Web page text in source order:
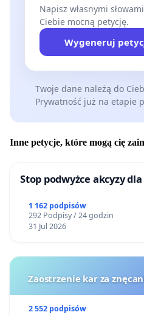
Napisz własnymi
Ciebie mocną petycję.
Wygeneruj
Twoje dane należą do
Prywatność już na etapie
Inne petycje, które mogą cię
Stop podwyżce akcyzy
1 162 podpisów
292 Podpisy / 24 godzin
31 Jul 2026
Zaostrzenie kar za
2 552 podpisów